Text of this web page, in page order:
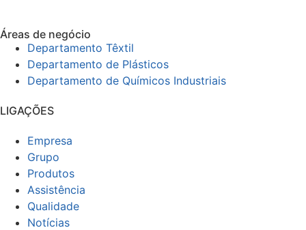
Áreas de negócio
Departamento Têxtil
Departamento de Plásticos
Departamento de Químicos Industriais
LIGAÇÕES
Empresa
Grupo
Produtos
Assistência
Qualidade
Notícias